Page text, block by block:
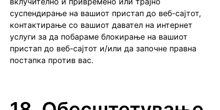
суспендирање на вашиот пристап до веб-сајтот,
контактирање со вашиот давател на интернет
услуги за да побараме блокирање на вашиот
пристап до веб-сајтот и/или да започне правна
постапка против вас.